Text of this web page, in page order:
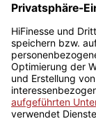
*
Cookie
Kontakt und